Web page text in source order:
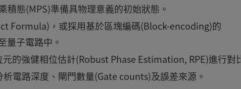
積態(MPS)準備具物理意義的初始狀態。
Formula)，或採用基於區塊編碼(Block-encoding)的
量子電路中。
的強健相位估計(Robust Phase Estimation, RPE)進行對
電路深度、閘門數量(Gate counts)及誤差來源。